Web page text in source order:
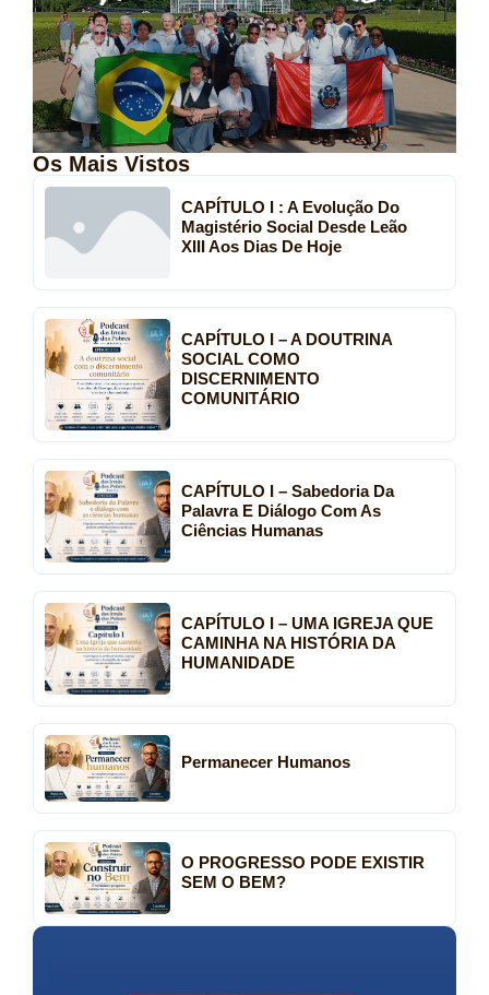
Os Mais Vistos
CAPÍTULO I : A Evolução Do
Magistério Social Desde Leão
XIII Aos Dias De Hoje
CAPÍTULO I – A DOUTRINA
SOCIAL COMO
DISCERNIMENTO
COMUNITÁRIO
CAPÍTULO I – Sabedoria Da
Palavra E Diálogo Com As
Ciências Humanas
CAPÍTULO I – UMA IGREJA QUE
CAMINHA NA HISTÓRIA DA
HUMANIDADE
Permanecer Humanos
O PROGRESSO PODE EXISTIR
SEM O BEM?